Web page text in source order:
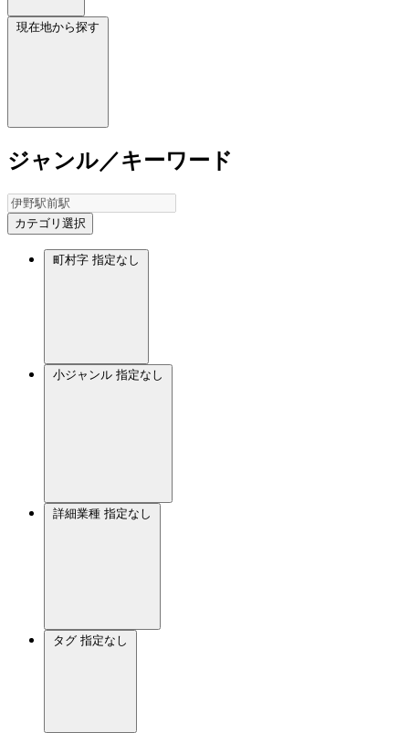
現在地から探す
ジャンル／キーワード
カテゴリ選択
町村字 指定なし
小ジャンル 指定なし
詳細業種 指定なし
タグ 指定なし